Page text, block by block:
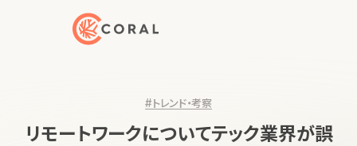
トップページへ戻る
#トレンド・考察
リモートワークについてテック業界が誤